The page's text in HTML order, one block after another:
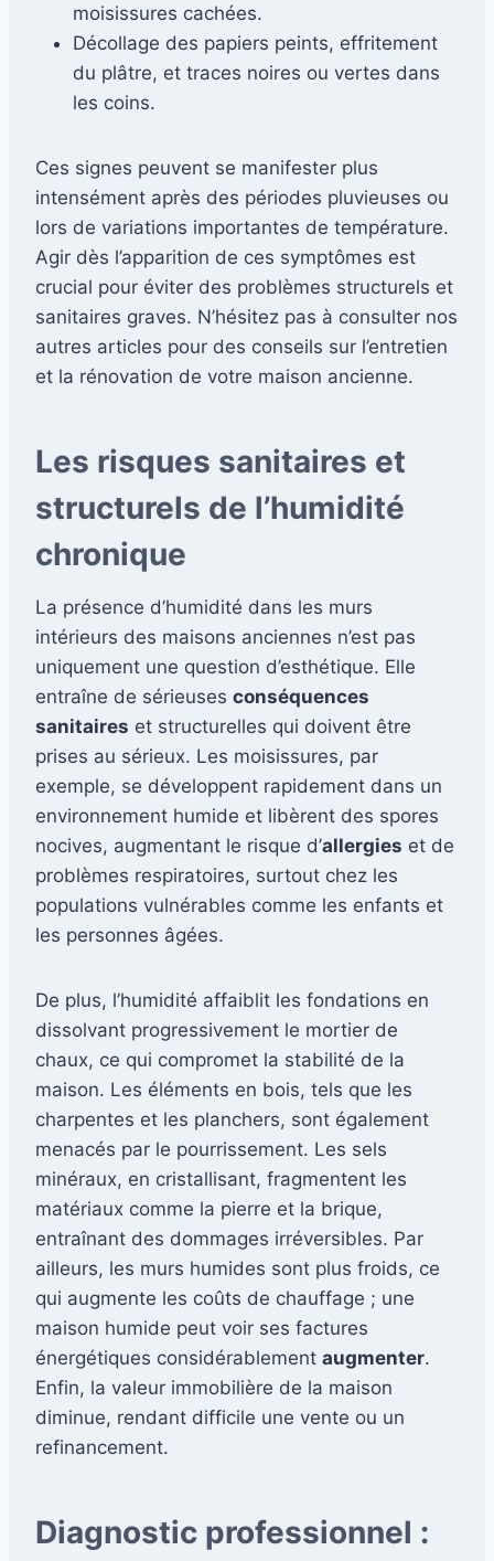
moisissures cachées.
Décollage des papiers peints, effritement
du plâtre, et traces noires ou vertes dans
les coins.
Ces signes peuvent se manifester plus
intensément après des périodes pluvieuses ou
lors de variations importantes de température.
Agir dès l’apparition de ces symptômes est
crucial pour éviter des problèmes structurels et
sanitaires graves. N’hésitez pas à consulter nos
autres articles pour des conseils sur l’entretien
et la rénovation de votre maison ancienne.
Les risques sanitaires et
structurels de l’humidité
chronique
La présence d’humidité dans les murs
intérieurs des maisons anciennes n’est pas
uniquement une question d’esthétique. Elle
entraîne de sérieuses conséquences
sanitaires et structurelles qui doivent être
prises au sérieux. Les moisissures, par
exemple, se développent rapidement dans un
environnement humide et libèrent des spores
nocives, augmentant le risque d’allergies et de
problèmes respiratoires, surtout chez les
populations vulnérables comme les enfants et
les personnes âgées.
De plus, l’humidité affaiblit les fondations en
dissolvant progressivement le mortier de
chaux, ce qui compromet la stabilité de la
maison. Les éléments en bois, tels que les
charpentes et les planchers, sont également
menacés par le pourrissement. Les sels
minéraux, en cristallisant, fragmentent les
matériaux comme la pierre et la brique,
entraînant des dommages irréversibles. Par
ailleurs, les murs humides sont plus froids, ce
qui augmente les coûts de chauffage ; une
maison humide peut voir ses factures
énergétiques considérablement augmenter.
Enfin, la valeur immobilière de la maison
diminue, rendant difficile une vente ou un
refinancement.
Diagnostic professionnel :